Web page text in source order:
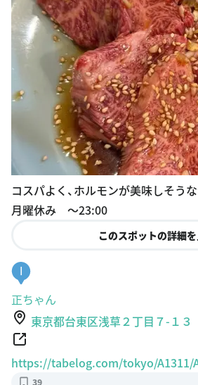
コスパよく、ホルモンが美味しそう
月曜休み 〜23:00
このスポットの詳細を
正ちゃん
東京都台東区浅草２丁目７-１３
https://tabelog.com/tokyo/A1311/
39